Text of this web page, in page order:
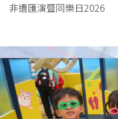
非遺匯演暨同樂日2026